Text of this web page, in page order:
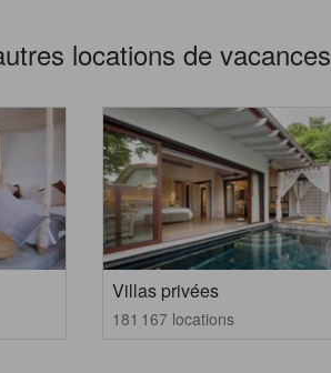
locations de vacances
Villas privées
181 167 locations